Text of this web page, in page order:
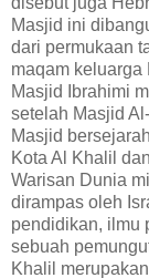
Masjid ini
dari permukaan
maqam keluarga
Masjid Ibrahimi
setelah Masjid
Masjid
Kota Al Khalil
Warisan Dunia
dirampas oleh
pendidikan, ilmu
sebuah
Khalil